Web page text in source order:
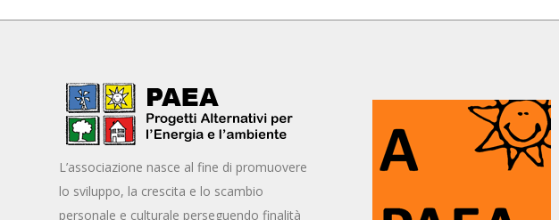
L’associazione nasce al fine di promuovere
lo sviluppo, la crescita e lo scambio
personale e culturale perseguendo finalità